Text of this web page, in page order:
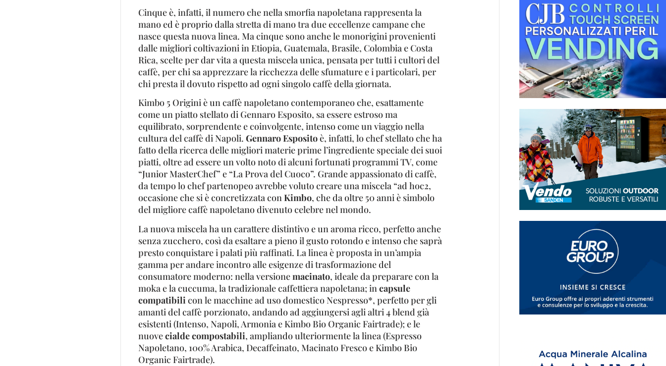
Cinque è, infatti, il numero che nella smorfia napoletana rappresenta la
mano ed è proprio dalla stretta di mano tra due eccellenze campane che
nasce questa nuova linea. Ma cinque sono anche le monorigini provenienti
dalle migliori coltivazioni in Etiopia, Guatemala, Brasile, Colombia e Costa
Rica, scelte per dar vita a questa miscela unica, pensata per tutti i cultori del
caffè, per chi sa apprezzare la ricchezza delle sfumature e i particolari, per
chi presta il dovuto rispetto ad ogni singolo caffè della giornata.
Kimbo 5 Origini è un caffè napoletano contemporaneo che, esattamente
come un piatto stellato di Gennaro Esposito, sa essere estroso ma
equilibrato, sorprendente e coinvolgente, intenso come un viaggio nella
cultura del caffè di Napoli. Gennaro Espositoè, infatti, lo chef stellato che ha
fatto della ricerca delle migliori materie prime l’ingrediente speciale dei suoi
piatti, oltre ad essere un volto noto di alcuni fortunati programmi TV, come
“Junior MasterChef” e “La Prova del Cuoco”. Grande appassionato di caffè,
da tempo lo chef partenopeo avrebbe voluto creare una miscela “ad hoc2,
occasione che si è concretizzata conKimbo, che da oltre 50 anni è simbolo
del migliore caffè napoletano divenuto celebre nel mondo.
La nuova miscela ha un carattere distintivo e un aroma ricco, perfetto anche
senza zucchero, così da esaltare a pieno il gusto rotondo e intenso che saprà
presto conquistare i palati più raffinati. La linea è proposta in un’ampia
gamma per andare incontro alle esigenze di trasformazione del
consumatore moderno: nella versionemacinato, ideale da preparare con la
moka e la cuccuma, la tradizionale caffettiera napoletana; in capsule
compatibili con le macchine ad uso domestico Nespresso*, perfetto per gli
amanti del caffè porzionato, andando ad aggiungersi agli altri 4 blend già
esistenti (Intenso, Napoli, Armonia e Kimbo Bio Organic Fairtrade); e le
nuovecialde compostabili, ampliando ulteriormente la linea (Espresso
Napoletano, 100% Arabica, Decaffeinato, Macinato Fresco e Kimbo Bio
Organic Fairtrade).